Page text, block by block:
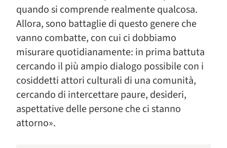
quando si comprende realmente qualcosa.
Allora, sono battaglie di questo genere che
vanno combatte, con cui ci dobbiamo
misurare quotidianamente: in prima battuta
cercando il più ampio dialogo possibile con i
cosiddetti attori culturali di una comunità,
cercando di intercettare paure, desideri,
aspettative delle persone che ci stanno
attorno».